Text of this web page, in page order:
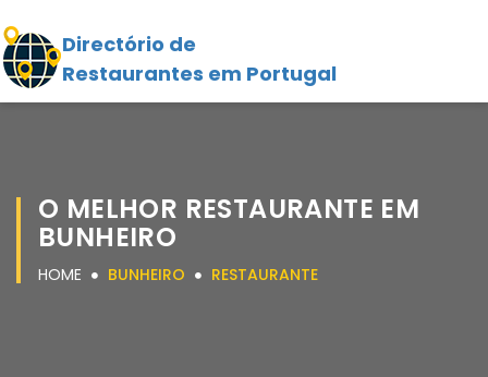
Directório de
Restaurantes em Portugal
O MELHOR RESTAURANTE EM
BUNHEIRO
HOME BUNHEIRO RESTAURANTE